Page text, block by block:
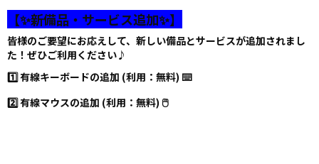
【✨新備品・サービス追加✨】
皆様のご要望にお応えして、新しい備品とサービスが追加されまし
た！ぜひご利用ください♪
1️⃣ 有線キーボードの追加 (利用：無料) ⌨️
2️⃣ 有線マウスの追加 (利用：無料) 🖱️